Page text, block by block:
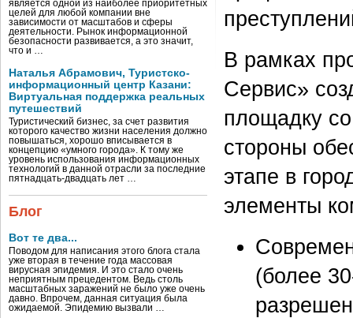
является одной из наиболее приоритетных
целей для любой компании вне
зависимости от масштабов и сферы
деятельности. Рынок информационной
безопасности развивается, а это значит,
что и …
Наталья Абрамович, Туристско-
информационный центр Казани:
Виртуальная поддержка реальных
путешествий
Туристический бизнес, за счет развития
которого качество жизни населения должно
повышаться, хорошо вписывается в
концепцию «умного города». К тому же
уровень использования информационных
технологий в данной отрасли за последние
пятнадцать-двадцать лет …
Блог
Вот те два...
Поводом для написания этого блога стала
уже вторая в течение года массовая
вирусная эпидемия. И это стало очень
неприятным прецедентом. Ведь столь
масштабных заражений не было уже очень
давно. Впрочем, данная ситуация была
ожидаемой. Эпидемию вызвали …
В рамках
Сервис»
площадку
стороны
этапе в
элементы
(более